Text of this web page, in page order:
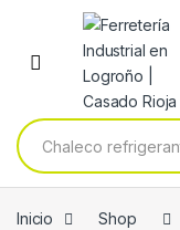
Skip to navigation
Skip to content
Buscar por:
Inicio Shop